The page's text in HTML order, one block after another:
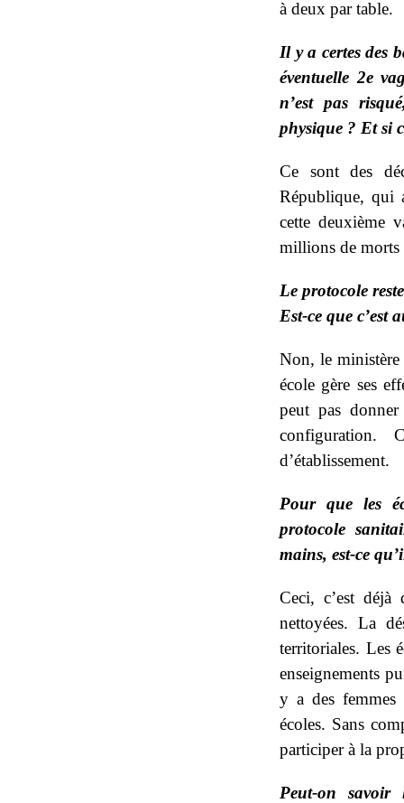
à deux par table.
Il y a certes des
éventuelle 2e
n’est pas
physique ? Et si
Ce sont des
République, qui
cette deuxième
millions de morts
Le protocole
Est-ce que c’est
Non, le ministère
école gère ses
peut pas
configuration.
d’établissement.
Pour que les
protocole
mains, est-ce
Ceci, c’est déjà
nettoyées. La
territoriales. Les
enseignements
y a des femmes
écoles. Sans
participer à la
Peut-on